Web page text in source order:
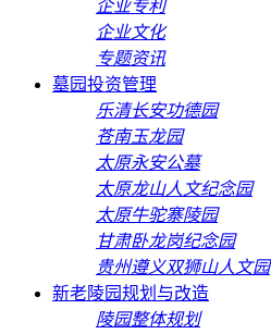
企业专利
企业文化
专题资讯
墓园投资管理
乐清长安功德园
苍南玉龙园
太原永安公墓
太原龙山人文纪念园
太原牛驼寨陵园
甘肃卧龙岗纪念园
贵州遵义双狮山人文园
新老陵园规划与改造
陵园整体规划